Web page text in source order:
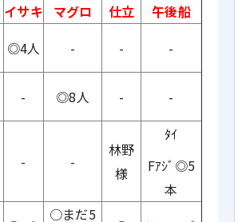
イサキ マグロ 仕立
午後船
◎4人 - -
-
- ◎8人 - -
- -
林野
様
ﾀｲ
Fｱｼﾞ◎5
本
○まだ5